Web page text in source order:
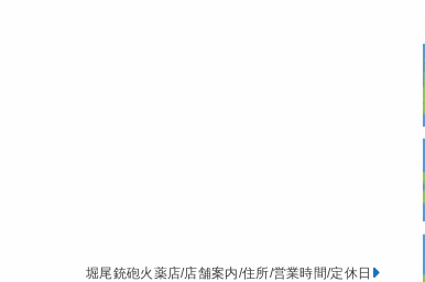
堀尾銃砲火薬店/店舗案内/住所/営業時間/定休日